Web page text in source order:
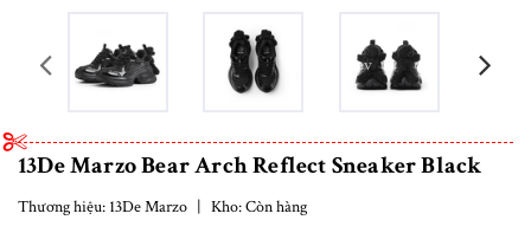
prev
13De Marzo Bear Arch Reflect Sneaker Black
Thương hiệu: 13De Marzo Kho:Còn hàng